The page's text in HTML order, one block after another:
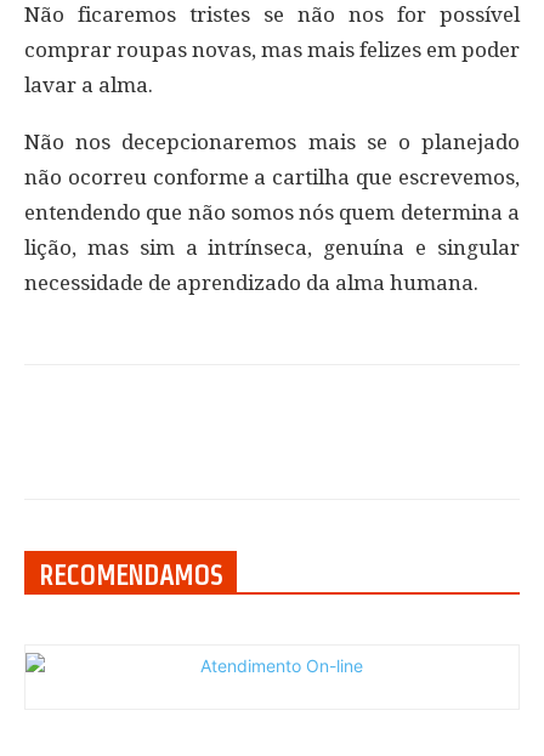
Não ficaremos tristes se não nos for possível
comprar roupas novas, mas mais felizes em poder
lavar a alma.
Não nos decepcionaremos mais se o planejado
não ocorreu conforme a cartilha que escrevemos,
entendendo que não somos nós quem determina a
lição, mas sim a intrínseca, genuína e singular
necessidade de aprendizado da alma humana.
RECOMENDAMOS